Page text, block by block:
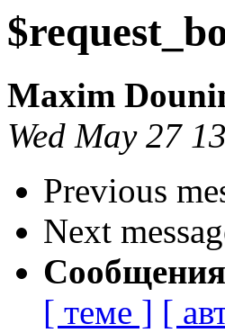
Maxim
Wed May 27
Previous
Next
[ теме ] [